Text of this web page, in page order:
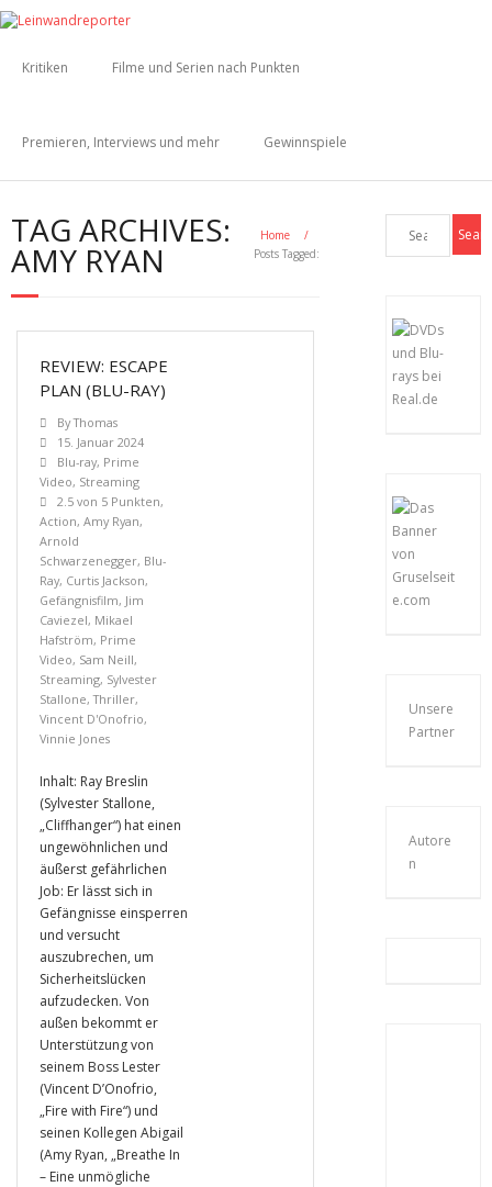
Kritiken Filme und Serien nach Punkten
Premieren, Interviews und mehr Gewinnspiele
TAG ARCHIVES:
AMY RYAN
Home
/
Posts Tagged:
REVIEW: ESCAPE
PLAN (BLU-RAY)
ByThomas
15. Januar 2024
Blu-ray, Prime
Video, Streaming
2.5 von 5 Punkten,
Action, Amy Ryan,
Arnold
Schwarzenegger, Blu-
Ray, Curtis Jackson,
Gefängnisfilm, Jim
Caviezel, Mikael
Hafström, Prime
Video, Sam Neill,
Streaming, Sylvester
Stallone,Thriller,
Vincent D'Onofrio,
Vinnie Jones
Inhalt: Ray Breslin
(Sylvester Stallone,
„Cliffhanger“) hat einen
ungewöhnlichen und
äußerst gefährlichen
Job: Er lässt sich in
Gefängnisse einsperren
und versucht
auszubrechen, um
Sicherheitslücken
aufzudecken. Von
außen bekommt er
Unterstützung von
seinem Boss Lester
(Vincent D’Onofrio,
„Fire with Fire“) und
seinen Kollegen Abigail
(Amy Ryan, „Breathe In
– Eine unmögliche
Unsere
Partner
Autore
n